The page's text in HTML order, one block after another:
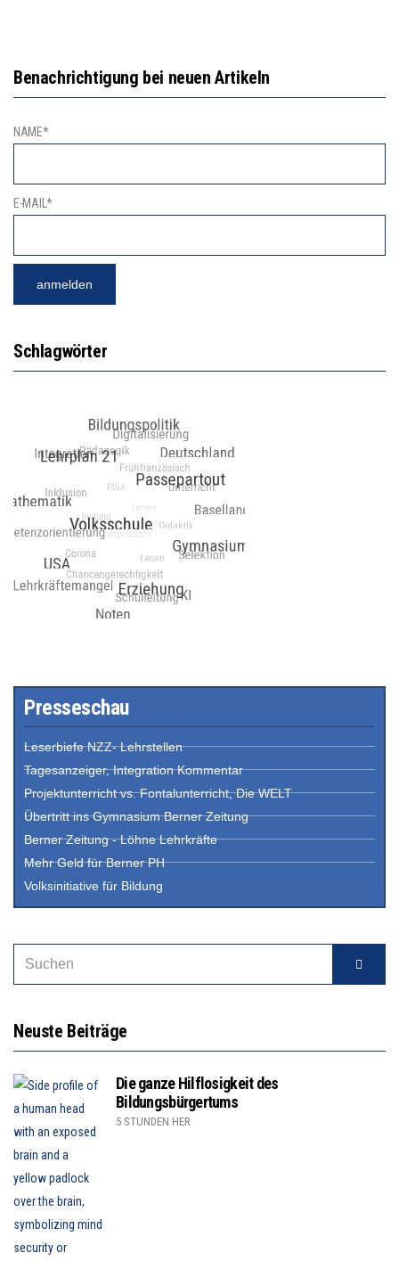
Benachrichtigung bei neuen Artikeln
NAME*
E-MAIL*
Schlagwörter
Presseschau
Leserbiefe NZZ- Lehrstellen
Tagesanzeiger, Integration Kommentar
Projektunterricht vs. Fontalunterricht, Die WELT
Übertritt ins Gymnasium Berner Zeitung
Berner Zeitung - Löhne Lehrkräfte
Mehr Geld für Berner PH
Volksinitiative für Bildung
Neuste Beiträge
Die ganze Hilflosigkeit des
Bildungsbürgertums
5 STUNDEN HER